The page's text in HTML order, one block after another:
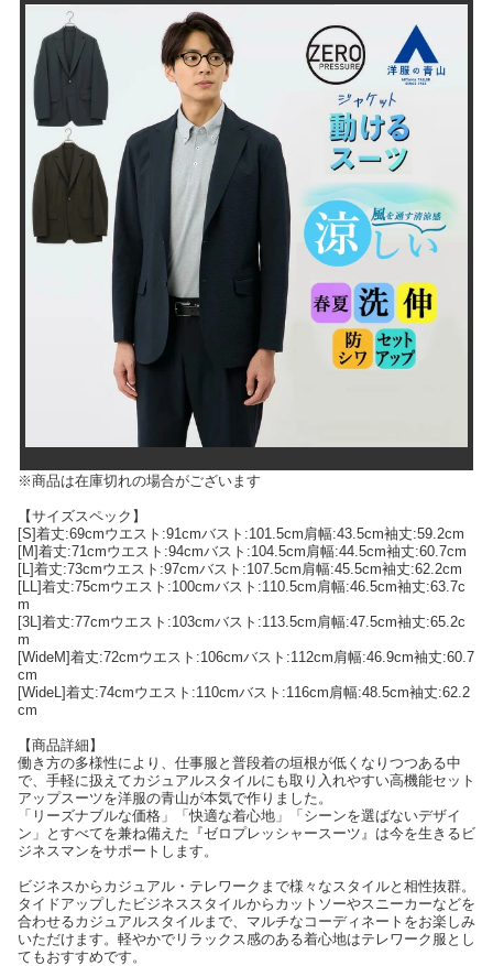
※商品は在庫切れの場合がございます
【サイズスペック】
[S]着丈:69cmウエスト:91cmバスト:101.5cm肩幅:43.5cm袖丈:59.2cm
[M]着丈:71cmウエスト:94cmバスト:104.5cm肩幅:44.5cm袖丈:60.7cm
[L]着丈:73cmウエスト:97cmバスト:107.5cm肩幅:45.5cm袖丈:62.2cm
[LL]着丈:75cmウエスト:100cmバスト:110.5cm肩幅:46.5cm袖丈:63.7c
m
[3L]着丈:77cmウエスト:103cmバスト:113.5cm肩幅:47.5cm袖丈:65.2c
m
[WideM]着丈:72cmウエスト:106cmバスト:112cm肩幅:46.9cm袖丈:60.7
cm
[WideL]着丈:74cmウエスト:110cmバスト:116cm肩幅:48.5cm袖丈:62.2
cm
【商品詳細】
働き方の多様性により、仕事服と普段着の垣根が低くなりつつある中
で、手軽に扱えてカジュアルスタイルにも取り入れやすい高機能セット
アップスーツを洋服の青山が本気で作りました。
「リーズナブルな価格」「快適な着心地」「シーンを選ばないデザイ
ン」とすべてを兼ね備えた『ゼロプレッシャースーツ』は今を生きるビ
ジネスマンをサポートします。
ビジネスからカジュアル・テレワークまで様々なスタイルと相性抜群。
タイドアップしたビジネススタイルからカットソーやスニーカーなどを
合わせるカジュアルスタイルまで、マルチなコーディネートをお楽しみ
いただけます。軽やかでリラックス感のある着心地はテレワーク服とし
てもおすすめです。